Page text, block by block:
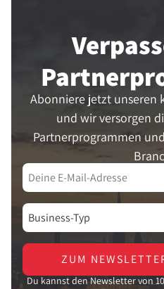
Abonniere jetzt unseren
und wir versorgen
Partnerprogrammen
ZUM
Du kannst den Newsletter von